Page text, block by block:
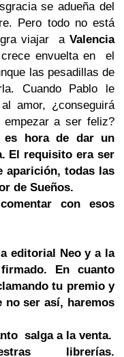
se adueña del
Pero todo no está
viajar
aValencia
envuelta en
el
las pesadillas de
Cuando Pablo le
amor, ¿conseguirá
empezar a ser feliz?
es hora de dar un
El requisito era ser
aparición, todas las
de Sueños.
con esos
editorial Neo y a la
En cuanto
tu premio y
no ser así, haremos
salga a la venta.
librerías.